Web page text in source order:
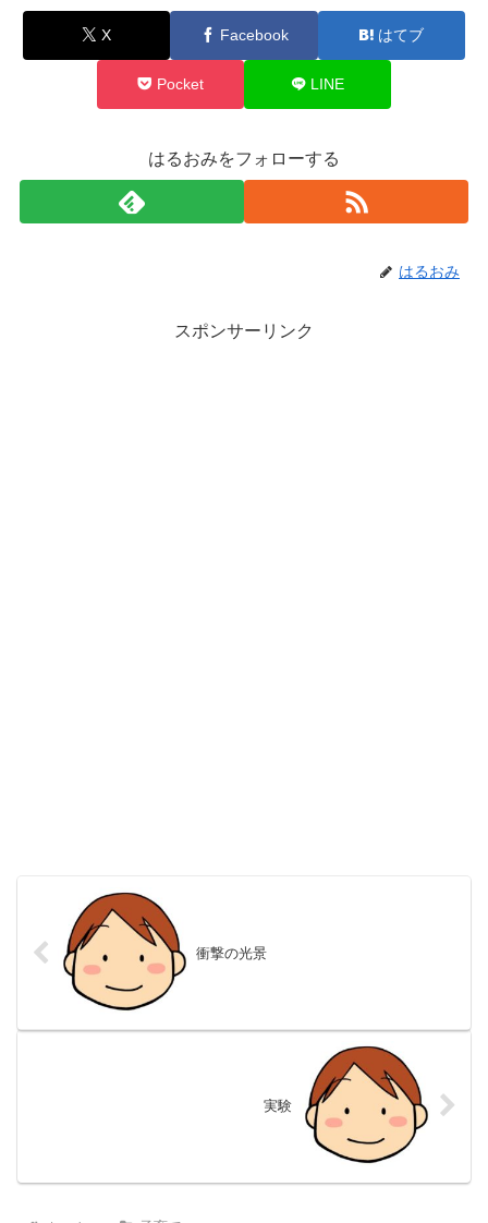
X Facebook はてブ
Pocket LINE
はるおみをフォローする
はるおみ
スポンサーリンク
衝撃の光景
実験